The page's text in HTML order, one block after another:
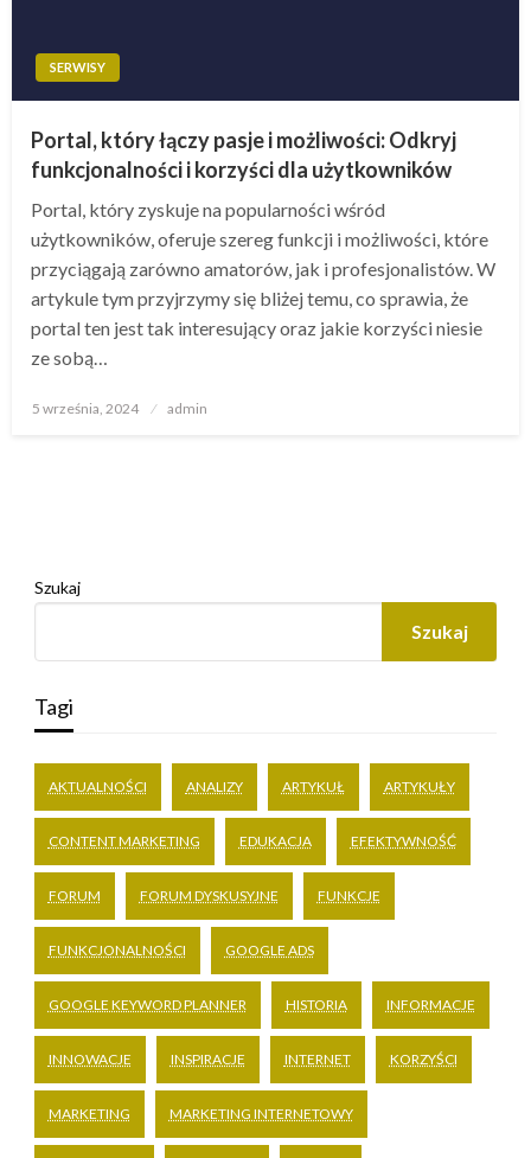
SERWISY
Portal, który łączy pasje i możliwości: Odkryj
funkcjonalności i korzyści dla użytkowników
Portal, który zyskuje na popularności wśród
użytkowników, oferuje szereg funkcji i możliwości, które
przyciągają zarówno amatorów, jak i profesjonalistów. W
artykule tym przyjrzymy się bliżej temu, co sprawia, że
portal ten jest tak interesujący oraz jakie korzyści niesie
ze sobą…
Opublikowane
5 września, 2024 admin
Szukaj
Szukaj
Tagi
AKTUALNOŚCI ANALIZY ARTYKUŁ ARTYKUŁY
CONTENT MARKETING EDUKACJA EFEKTYWNOŚĆ
FORUM FORUM DYSKUSYJNE FUNKCJE
FUNKCJONALNOŚCI GOOGLE ADS
GOOGLE KEYWORD PLANNER HISTORIA INFORMACJE
INNOWACJE INSPIRACJE INTERNET KORZYŚCI
MARKETING MARKETING INTERNETOWY